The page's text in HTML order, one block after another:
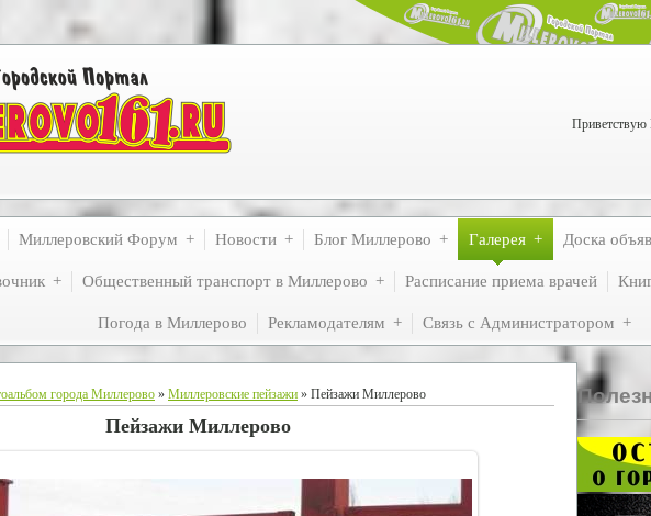
Приветствую
Миллеровский Форум Новости Блог Миллерово Галерея Доска
Общественный транспорт в Миллерово Расписание приема врачей
Погода в Миллерово Рекламодателям Связь с Администратором
города Миллерово » Миллеровские пейзажи » Пейзажи Миллерово
Пейзажи Миллерово